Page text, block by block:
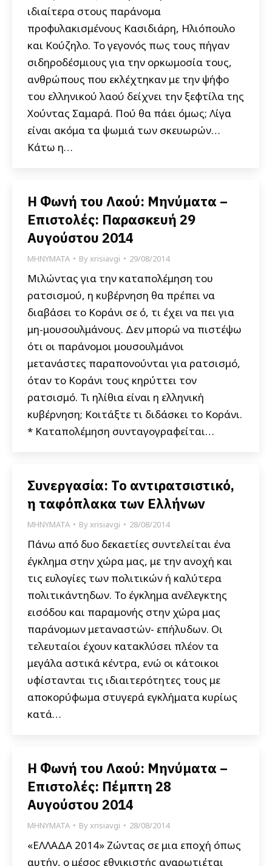
ιδιαίτερα στους παράνομα
προφυλακισμένους Κασιδιάρη, Ηλιόπουλο
και Κούζηλο. Το γεγονός πως τους πήγαν
σιδηροδέσμιους για την ορκωμοσία τους,
ανθρώπους που εκλέχτηκαν με την ψήφο
του ελληνικού λαού δείχνει την ξεφτίλα της
Χούντας Σαμαρά. Πού θα πάει όμως; Λίγα
είναι ακόμα τα ψωμιά των σκευωρών…
Κάτω η…
Η Φωνή του Λαού: Μηνύματα –
Επιστολές: Παρασκευή 29
Αυγούστου 2014
ΜΗΝΥΜΑΤΑ Byxrisiavgi 29/08/2014
Μιλώντας για την καταπολέμηση του
ρατσισμού, η κυβέρνηση θα πρέπει να
διαβάσει το Κοράνι σε ό, τι έχει να πει για
μη-μουσουλμάνους. Δεν μπορώ να πιστέψω
ότι οι παράνομοι μουσουλμάνοι
μετανάστες παραπονούνται για ρατσισμό,
όταν τo Κοράνι τους κηρύττει τον
ρατσισμό. Τι ηλίθια είναι η ελληνική
κυβέρνηση; Κοιτάξτε τι διδάσκει το Κοράνι.
* Καταπολέμηση συνταγογραφείται…
Συνεργασία: Το αντιρατσιστικό,
η ταφόπλακα των Ελλήνων
ΜΗΝΥΜΑΤΑ Byxrisiavgi 28/08/2014
Πάνω από δυο δεκαετίες συντελείται ένα
έγκλημα στην χώρα μας, με την ανοχή και
τις ευλογίες των πολιτικών ή καλύτερα
πολιτικάντηδων. Το έγκλημα ανέλεγκτης
εισόδου και παραμονής στην χώρα μας
παράνομων μεταναστών- επήλυδων. Οι
τελευταίοι έχουν κατακλύσει πλέον τα
μεγάλα αστικά κέντρα, ενώ οι κάτοικοι
υφίστανται τις ιδιαιτερότητες τους με
αποκορύφωμα στυγερά εγκλήματα κυρίως
κατά…
Η Φωνή του Λαού: Μηνύματα –
Επιστολές: Πέμπτη 28
Αυγούστου 2014
ΜΗΝΥΜΑΤΑ Byxrisiavgi 28/08/2014
«ΕΛΛΑΔΑ 2014» Ζώντας σε μια εποχή όπως
αυτήν, ο μέσος εθνικιστής αναρωτιέται